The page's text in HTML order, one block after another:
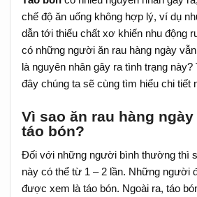
chế độ ăn uống không hợp lý, ví dụ
dẫn tới thiếu chất xơ khiến nhu động
có những người ăn rau hàng ngày
là nguyên nhân gây ra tình trạng
đây chúng ta sẽ cùng tìm hiểu chi tiết
Vì sao ăn rau hàng
táo bón?
Đối với những người bình thường thì
này có thể từ 1 – 2 lần. Những người
được xem là táo bón. Ngoài ra, táo